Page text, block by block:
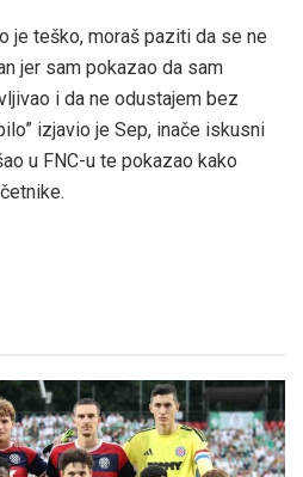
je teško, moraš paziti da se ne
jer sam pokazao da sam
i da ne odustajem bez
izjavio je Sep, inače iskusni
u FNC-u te pokazao kako